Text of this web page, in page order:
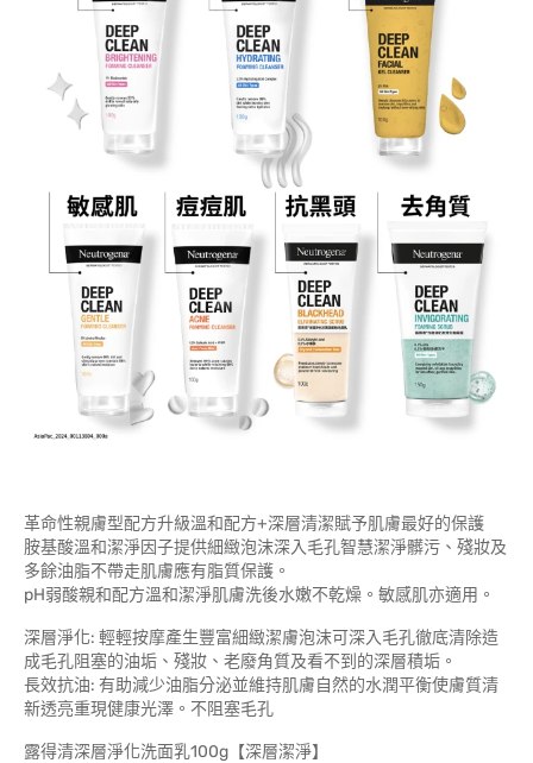
革命性親膚型配方升級溫和配方+深層清潔賦予肌膚最好的保護
胺基酸溫和潔淨因子提供細緻泡沫深入毛孔智慧潔淨髒污、殘妝及
多餘油脂不帶走肌膚應有脂質保護。
pH弱酸親和配方溫和潔淨肌膚洗後水嫩不乾燥。敏感肌亦適用。
深層淨化: 輕輕按摩產生豐富細緻潔膚泡沫可深入毛孔徹底清除造
成毛孔阻塞的油垢、殘妝、老廢角質及看不到的深層積垢。
長效抗油: 有助減少油脂分泌並維持肌膚自然的水潤平衡使膚質清
新透亮重現健康光澤。不阻塞毛孔
露得清深層淨化洗面乳100g【深層潔淨】